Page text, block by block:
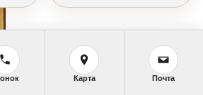
календарь
Мая (28 Апреля по старому
стилю)
>>
Карта Почта